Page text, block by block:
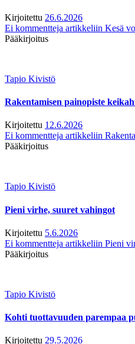
Kirjoitettu 26.6.2026
Ei kommentteja artikkeliin Kesä
Pääkirjoitus
Tapio Kivistö
Rakentamisen painopiste
Kirjoitettu 12.6.2026
Ei kommentteja artikkeliin
Pääkirjoitus
Tapio Kivistö
Pieni virhe, suuret vahingot
Kirjoitettu 5.6.2026
Ei kommentteja artikkeliin Pieni
Pääkirjoitus
Tapio Kivistö
Kohti tuottavuuden parempaa
Kirjoitettu 29.5.2026